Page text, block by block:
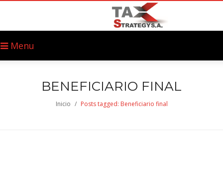
Menu
BENEFICIARIO FINAL
Inicio / Posts tagged: Beneficiario final